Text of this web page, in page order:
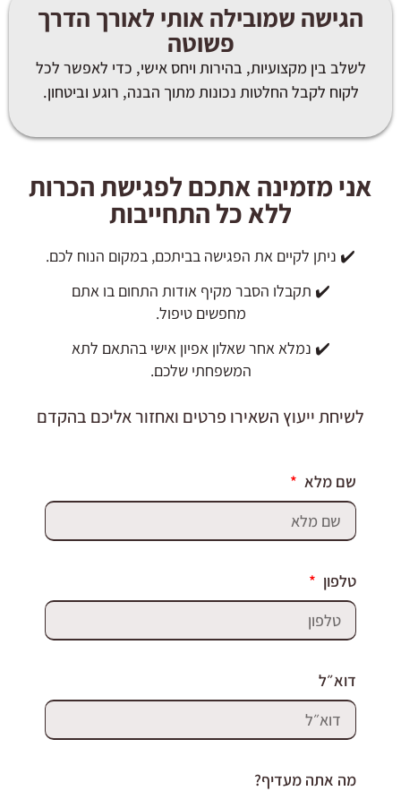
הגישה שמובילה אותי לאורך הדרך
פשוטה
לשלב בין מקצועיות, בהירות ויחס אישי, כדי לאפשר לכל
לקוח לקבל החלטות נכונות מתוך הבנה, רוגע וביטחון.
אני מזמינה אתכם לפגישת הכרות
ללא כל התחייבות
✔️ ניתן לקיים את הפגישה בביתכם, במקום הנוח לכם.
✔️ תקבלו הסבר מקיף אודות התחום בו אתם
מחפשים טיפול.
✔️ נמלא אחר שאלון אפיון אישי בהתאם לתא
המשפחתי שלכם.
לשיחת ייעוץ השאירו פרטים ואחזור אליכם בהקדם
שם מלא
טלפון
דוא״ל
מה אתה מעדיף?